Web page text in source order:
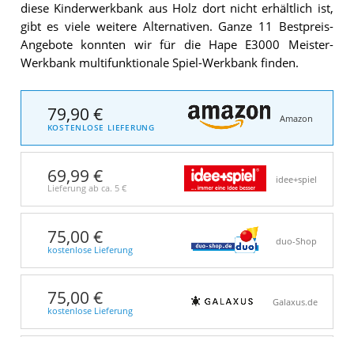
diese Kinderwerkbank aus Holz dort nicht erhältlich ist,
gibt es viele weitere Alternativen. Ganze 11 Bestpreis-
Angebote konnten wir für die Hape E3000 Meister-
Werkbank multifunktionale Spiel-Werkbank finden.
79,90 €
KOSTENLOSE LIEFERUNG
Amazon
69,99 €
Lieferung ab ca. 5 €
idee+spiel
75,00 €
kostenlose Lieferung
duo-Shop
75,00 €
kostenlose Lieferung
Galaxus.de